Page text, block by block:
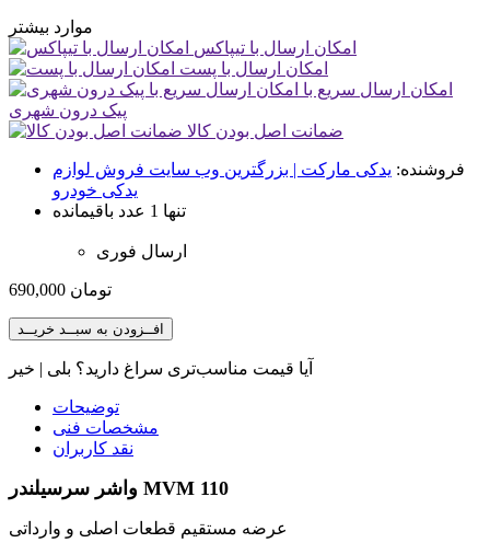
موارد بیشتر
امکان ارسال با تیپاکس
امکان ارسال با پست
امکان ارسال سریع با
پیک درون شهری
ضمانت اصل بودن کالا
فروشنده: یدکی مارکت | بزرگترین وب سایت فروش لوازم
یدکی خودرو
تنها 1 عدد باقیمانده
ارسال فوری
690,000 تومان
افــزودن به سبــد خریــد
آیا قیمت مناسب‌تری سراغ دارید؟ بلی | خیر
توضیحات
مشخصات فنی
نقد کاربران
واشر سرسیلندر MVM 110
عرضه مستقیم قطعات اصلی و وارداتی